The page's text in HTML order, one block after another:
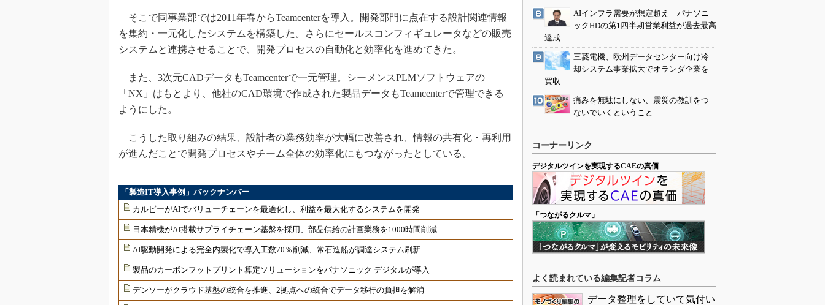
制御セキュリティ
新型コロナへの対応
そこで同事業部では2011年春からTeamcenterを導入。開発部門に点在する設計関連情報
を集約・一元化したシステムを構築した。さらにセールスコンフィギュレータなどの販売
システムと連携させることで、開発プロセスの自動化と効率化を進めてきた。
また、3次元CADデータもTeamcenterで一元管理。シーメンスPLMソフトウェアの
「NX」はもとより、他社のCAD環境で作成された製品データもTeamcenterで管理できる
ようにした。
こうした取り組みの結果、設計者の業務効率が大幅に改善され、情報の共有化・再利用
が進んだことで開発プロセスやチーム全体の効率化にもつながったとしている。
「製造IT導入事例」バックナンバー
カルビーがAIでバリューチェーンを最適化し、利益を最大化するシステムを開発
日本精機がAI搭載サプライチェーン基盤を採用、部品供給の計画業務を1000時間削減
AI駆動開発による完全内製化で導入工数70％削減、常石造船が調達システム刷新
製品のカーボンフットプリント算定ソリューションをパナソニック デジタルが導入
デンソーがクラウド基盤の統合を推進、2拠点への統合でデータ移行の負担を解消
AIインフラ需要が想定超え パナソニ
ックHDの第1四半期営業利益が過去最高
達成
三菱電機、欧州データセンター向け冷
却システム事業拡大でオランダ企業を
買収
痛みを無駄にしない、震災の教訓をつ
ないでいくということ
コーナーリンク
デジタルツインを実現するCAEの真価
「つながるクルマ」
よく読まれている編集記者コラム
データ整理をしていて気付い